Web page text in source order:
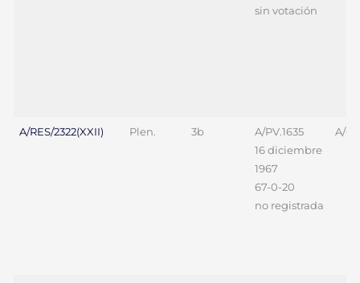
sin votación
A/RES/2322(XXII) Plen. 3b
A/PV.1635
16 diciembre
1967
67-0-20
no registrada
A/